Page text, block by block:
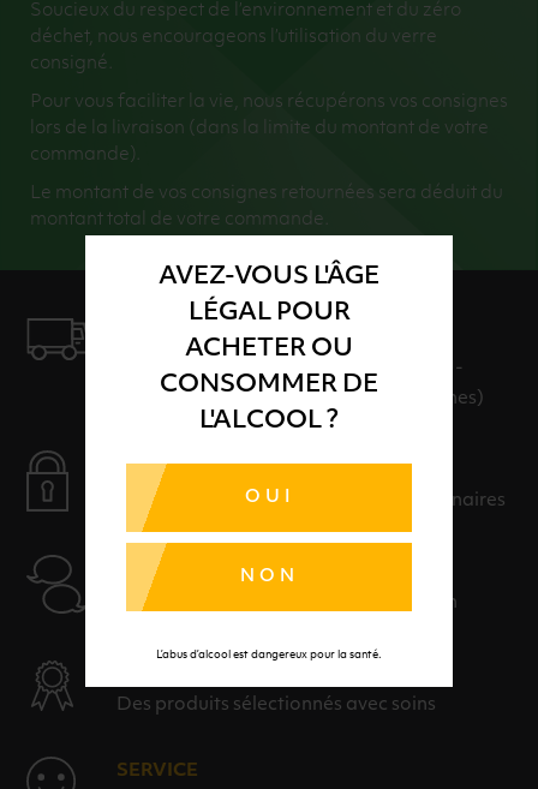
AVEZ-VOUS L'ÂGE
LÉGAL POUR
ACHETER OU
CONSOMMER DE
L'ALCOOL ?
OUI
NON
L’abus d’alcool est dangereux pour la santé.
Soucieux du respect de l’environnement et du zéro
déchet, nous encourageons l’utilisation du verre
consigné.
Pour vous faciliter la vie, nous récupérons vos consignes
lors de la livraison (dans la limite du montant de votre
commande).
Le montant de vos consignes retournées sera déduit du
montant total de votre commande.
LIVRAISON EN 24H ET GRATUITE AU-
DELÀ DE 100€ D'ACHAT (hors consignes)
PAIEMENT SÉCURISÉ
Payer en toute sérénité avec nos partenaires
AIDE
Nos conseillers sont à votre disposition
Des produits sélectionnés avec soins
SERVICE